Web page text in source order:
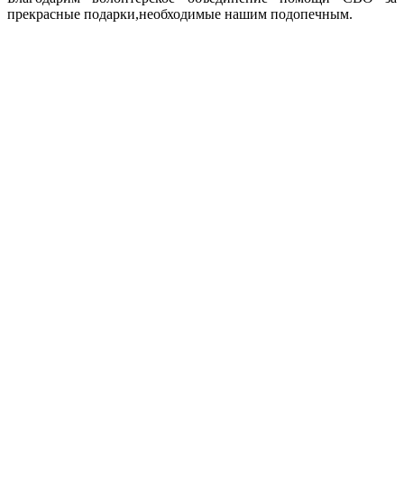
прекрасные подарки,необходимые нашим подопечным.